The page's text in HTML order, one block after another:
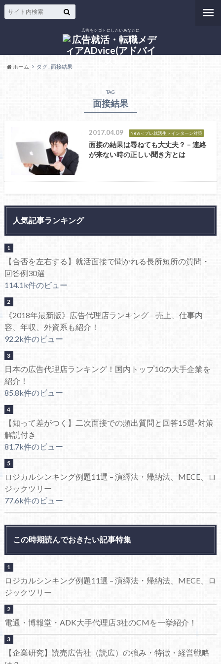
広告をシゴトにしたいあなたに
ホーム タグ : 面接結果
TAG
面接結果
2017.04.09 New＜プレ就活生＞インターン対策
面接の結果は尋ねても大丈夫？ – 連絡
が来ない時の正しい聞き方とは
人気記事ランキング
【合否を左右する】就活面接で聞かれる長所短所の質問・
回答例30選
114.1k件のビュー
《2018年最新版》広告代理店ランキング – 売上、仕事内
容、年収、外資系も紹介！
92.2k件のビュー
日本の広告代理店ランキング！国内トップ10の大手企業を
紹介！
85.8k件のビュー
【知って差がつく】二次面接での頻出質問と回答15選-対策
解説付き
81.7k件のビュー
ロジカルシンキング例題11選 – 演繹法・帰納法、MECE、ロ
ジックツリー
77.6k件のビュー
この時期読んでおきたい記事特集
ロジカルシンキング例題11選 – 演繹法・帰納法、MECE、ロ
ジックツリー
電通・博報堂・ADK大手代理店3社のCMを一挙紹介！
【企業研究】読売広告社（読広）の強み・特徴・経営戦略